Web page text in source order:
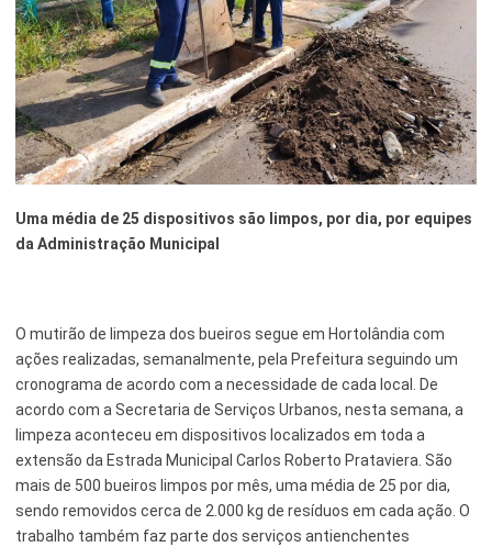
Esporte e Lazer
Finanças
Governo
Habitação
Meio Ambiente, Desenvolvimento Sustentável e Assuntos
Obras
Planejamento Urbano e Gestão Estratégica
Segurança Pública
Serviços Urbanos
Notícias Anteriores a 2024
Uma média de 25 dispositivos são limpos, por dia, por equipes
da Administração Municipal
O mutirão de limpeza dos bueiros segue em Hortolândia com
ações realizadas, semanalmente, pela Prefeitura seguindo um
cronograma de acordo com a necessidade de cada local. De
acordo com a Secretaria de Serviços Urbanos, nesta semana, a
limpeza aconteceu em dispositivos localizados em toda a
extensão da Estrada Municipal Carlos Roberto Prataviera. São
mais de 500 bueiros limpos por mês, uma média de 25 por dia,
sendo removidos cerca de 2.000 kg de resíduos em cada ação. O
trabalho também faz parte dos serviços antienchentes